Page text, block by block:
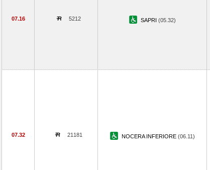
07.16 5212 SAPRI (05.32)
07.32 21181 NOCERA INFERIORE (06.11)